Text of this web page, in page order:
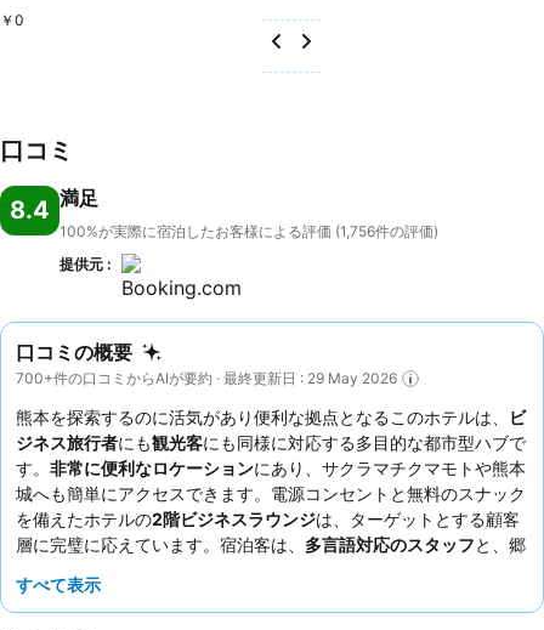
￥0
口コミ
8.4 満足
100%が実際に宿泊したお客様による評価 (1,756件の評価)
提供元 :
口コミの概要
700+件の口コミからAIが要約 · 最終更新日 : 29 May 2026
熊本を探索するのに活気があり便利な拠点となるこのホテルは、
ビ
ジネス旅行者にも観光客にも同様に対応する多目的な都市型ハブで
す。 非常に便利なロケーションにあり、サクラマチクマモトや熊本
城へも簡単にアクセスできます。電源コンセントと無料のスナック
を備えたホテルの2階ビジネスラウンジは、ターゲットとする顧客
層に完璧に応えています。宿泊客は、 多言語対応のスタッフと、郷
評価しています。本当に快適な滞在には、高く評価されている
すべて表示